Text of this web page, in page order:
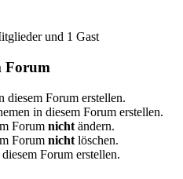
und 1 Gast
Forum
diesem Forum erstellen.
in diesem Forum erstellen.
Forum nicht ändern.
Forum nicht löschen.
Forum erstellen.